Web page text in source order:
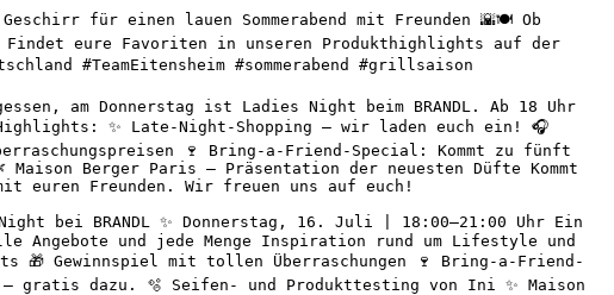
für einen lauen Sommerabend mit Freunden 🌇🍽️ Ob
Findet eure Favoriten in unseren Produkthighlights auf der
#TeamEitensheim #sommerabend #grillsaison
am Donnerstag ist Ladies Night beim BRANDL. Ab 18 Uhr
✨ Late-Night-Shopping – wir laden euch ein! 🎧
🍷 Bring-a-Friend-Special: Kommt zu fünft
Berger Paris – Präsentation der neuesten Düfte Kommt
euren Freunden. Wir freuen uns auf euch!
bei BRANDL ✨ Donnerstag, 16. Juli | 18:00–21:00 Uhr Ein
Angebote und jede Menge Inspiration rund um Lifestyle und
Gewinnspiel mit tollen Überraschungen 🍷 Bring-a-Friend-
gratis dazu. 🫧 Seifen- und Produkttesting von Ini ✨ Maison